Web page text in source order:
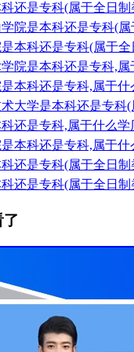
还是专科(属于全日
院是本科还是专科(
本科还是专科(属于
院是本科还是专科,属
本科还是专科,属于什
大学是本科还是专科
还是专科,属于什么学
本科还是专科,属于什
还是专科(属于全日
还是专科(属于全日